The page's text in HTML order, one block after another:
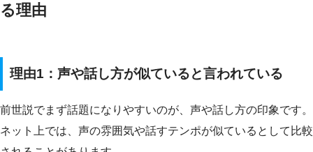
る理由
理由1：声や話し方が似ていると言われている
前世説でまず話題になりやすいのが、声や話し方の印象です。
ネット上では、声の雰囲気や話すテンポが似ているとして比較